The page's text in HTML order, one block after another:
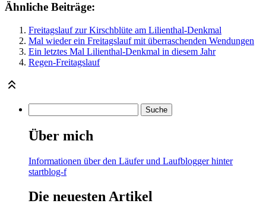
Ähnliche Beiträge:
Freitagslauf zur Kirschblüte am Lilienthal-Denkmal
Mal wieder ein Freitagslauf mit überraschenden Wendungen
Ein letztes Mal Lilienthal-Denkmal in diesem Jahr
Regen-Freitagslauf
Über mich
Informationen über den Läufer und Laufblogger hinter
startblog-f
Die neuesten Artikel